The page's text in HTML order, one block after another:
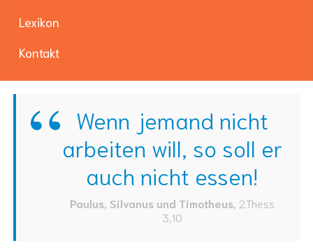
Lexikon
Kontakt
Wenn jemand nicht
arbeiten will, so soll er
auch nicht essen!
Paulus, Silvanus und Timotheus, 2.Thess
3,10